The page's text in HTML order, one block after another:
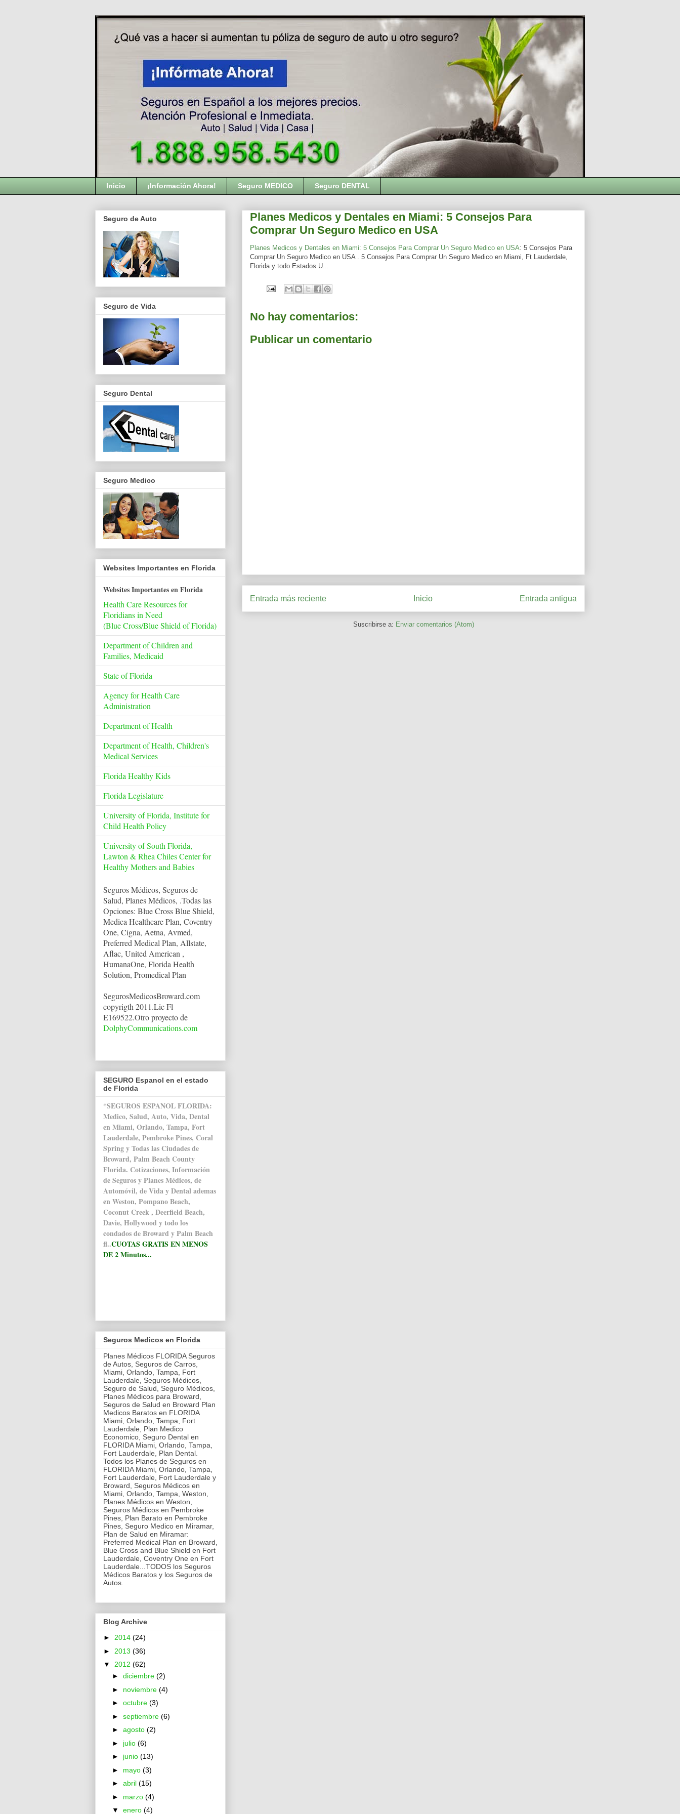
Inicio ¡Información Ahora! Seguro MEDICO Seguro DENTAL
Planes Medicos y Dentales en Miami: 5 Consejos Para
Comprar Un Seguro Medico en USA
Planes Medicos y Dentales en Miami: 5 Consejos Para Comprar Un Seguro Medico en USA: 5 Consejos Para
Comprar Un Seguro Medico en USA . 5 Consejos Para Comprar Un Seguro Medico en Miami, Ft Lauderdale,
Florida y todo Estados U...
No hay comentarios:
Publicar un comentario
Entrada más reciente Entrada antigua
Inicio
Suscribirse a: Enviar comentarios (Atom)
Seguro de Auto
Seguro de Vida
Seguro Dental
Seguro Medico
Websites Importantes en Florida
Websites Importantes en Florida
Health Care Resources for
Floridians in Need
(Blue Cross/Blue Shield of Florida)
Department of Children and
Families, Medicaid
State of Florida
Agency for Health Care
Administration
Department of Health
Department of Health, Children's
Medical Services
Florida Healthy Kids
Florida Legislature
University of Florida, Institute for
Child Health Policy
University of South Florida,
Lawton & Rhea Chiles Center for
Healthy Mothers and Babies
Seguros Médicos, Seguros de
Salud, Planes Médicos, .Todas las
Opciones: Blue Cross Blue Shield,
Medica Healthcare Plan, Coventry
One, Cigna, Aetna, Avmed,
Preferred Medical Plan, Allstate,
Aflac, United American ,
HumanaOne, Florida Health
Solution, Promedical Plan
SegurosMedicosBroward.com
copyrigth 2011.Lic Fl
E169522.Otro proyecto de
DolphyCommunications.com
SEGURO Espanol en el estado
de Florida
*SEGUROS ESPANOL FLORIDA:
Medico, Salud, Auto, Vida, Dental
en Miami, Orlando, Tampa, Fort
Lauderdale, Pembroke Pines, Coral
Spring y Todas las Ciudades de
Broward, Palm Beach County
Florida. Cotizaciones, Información
de Seguros y Planes Médicos, de
Automóvil, de Vida y Dental ademas
en Weston, Pompano Beach,
Coconut Creek , Deerfield Beach,
Davie, Hollywood y todo los
condados de Broward y Palm Beach
fl..CUOTAS GRATIS EN MENOS
DE 2 Minutos...
Seguros Medicos en Florida
Planes Médicos FLORIDA Seguros
de Autos, Seguros de Carros,
Miami, Orlando, Tampa, Fort
Lauderdale, Seguros Médicos,
Seguro de Salud, Seguro Médicos,
Planes Médicos para Broward,
Seguros de Salud en Broward Plan
Medicos Baratos en FLORIDA
Miami, Orlando, Tampa, Fort
Lauderdale, Plan Medico
Economico, Seguro Dental en
FLORIDA Miami, Orlando, Tampa,
Fort Lauderdale, Plan Dental.
Todos los Planes de Seguros en
FLORIDA Miami, Orlando, Tampa,
Fort Lauderdale, Fort Lauderdale y
Broward, Seguros Médicos en
Miami, Orlando, Tampa, Weston
Planes Médicos en Weston
Seguros Médicos en Pembroke
Pines, Plan Barato en Pembroke
Pines, Seguro Medico en Miramar,
Plan de Salud en Miramar:
Preferred Medical Plan en Broward,
Blue Cross and Blue Shield en Fort
Lauderdale, Coventry One en Fort
Lauderdale...TODOS los Seguros
Médicos Baratos y los Seguros de
Autos.
Blog Archive
► 2014 (24)
► 2013 (36)
▼ 2012 (62)
► diciembre (2)
► noviembre (4)
► octubre (3)
► septiembre (6)
► agosto (2)
► julio (6)
► junio (13)
► mayo (3)
► abril (15)
► marzo (4)
▼ enero (4)